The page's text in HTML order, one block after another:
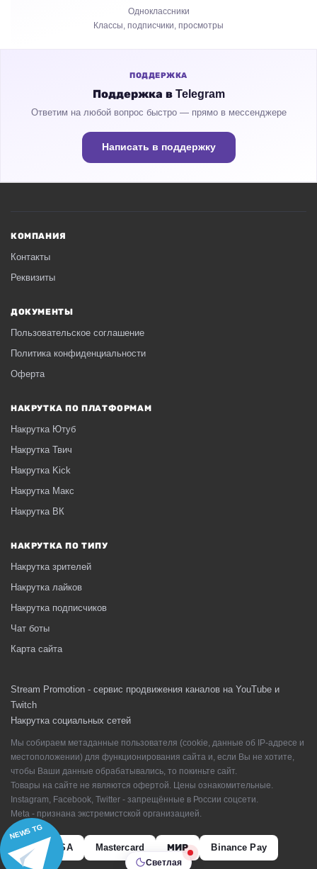
Светлая
NEWS TG
Часы просмотров
Одноклассники
Классы, подписчики, просмотры
ПОДДЕРЖКА
Поддержка в Telegram
Ответим на любой вопрос быстро — прямо в мессенджере
Написать в поддержку
КОМПАНИЯ
Контакты
Реквизиты
ДОКУМЕНТЫ
Пользовательское соглашение
Политика конфиденциальности
Оферта
НАКРУТКА ПО ПЛАТФОРМАМ
Накрутка Ютуб
Накрутка Твич
Накрутка Kick
Накрутка Макс
Накрутка ВК
НАКРУТКА ПО ТИПУ
Накрутка зрителей
Накрутка лайков
Накрутка подписчиков
Чат боты
Карта сайта
Stream Promotion - сервис продвижения каналов на YouTube и
Twitch
Накрутка социальных сетей
Мы собираем метаданные пользователя (cookie, данные об IP-адресе и
местоположении) для функционирования сайта и, если Вы не хотите,
чтобы Ваши данные обрабатывались, то покиньте сайт.
Товары на сайте не являются офертой. Цены ознакомительные.
Instagram, Facebook, Twitter - запрещённые в России соцсети.
Meta - признана экстремистской организацией.
VISA Mastercard МИР Binance Pay